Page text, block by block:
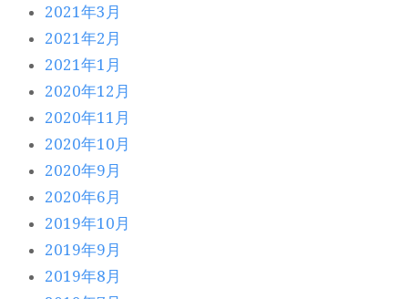
2021年3月
2021年2月
2021年1月
2020年12月
2020年11月
2020年10月
2020年9月
2020年6月
2019年10月
2019年9月
2019年8月